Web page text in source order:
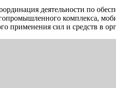
деятельности по
комплекса,
применения сил и средств в